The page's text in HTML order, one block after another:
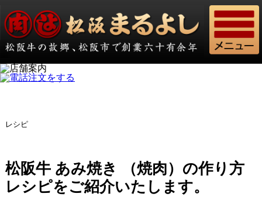
レシピ
松阪牛 あみ焼き （焼肉）の作り方
レシピをご紹介いたします。